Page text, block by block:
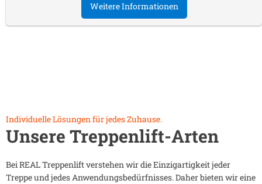
Weitere Informationen
Individuelle Lösungen für jedes Zuhause.
Unsere Treppenlift-Arten
Bei REAL Treppenlift verstehen wir die Einzigartigkeit jeder
Treppe und jedes Anwendungsbedürfnisses. Daher bieten wir eine